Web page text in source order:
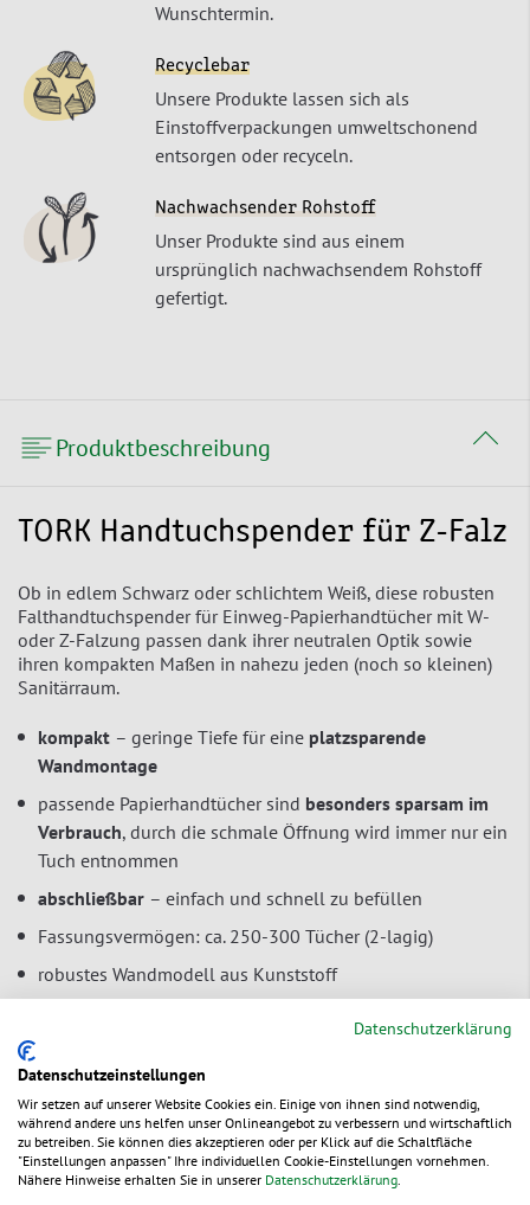
Wunschtermin.
Recyclebar
Unsere Produkte lassen sich als
Einstoffverpackungen umweltschonend
entsorgen oder recyceln.
Nachwachsender Rohstoff
Unser Produkte sind aus einem
ursprünglich nachwachsendem Rohstoff
gefertigt.
Produktbeschreibung
TORK Handtuchspender für Z-Falz
Ob in edlem Schwarz oder schlichtem Weiß, diese robusten
Falthandtuchspender für Einweg-Papierhandtücher mit W-
oder Z-Falzung passen dank ihrer neutralen Optik sowie
ihren kompakten Maßen in nahezu jeden (noch so kleinen)
Sanitärraum.
kompakt – geringe Tiefe für eine platzsparende
Wandmontage
passende Papierhandtücher sind besonders sparsam im
Verbrauch, durch die schmale Öffnung wird immer nur ein
Tuch entnommen
abschließbar – einfach und schnell zu befüllen
Fassungsvermögen: ca. 250-300 Tücher (2-lagig)
robustes Wandmodell aus Kunststoff
für Papierhandtücher mit Z- und W-Falz
Datenschutzerklärung
Datenschutzeinstellungen
Wir setzen auf unserer Website Cookies ein. Einige von ihnen sind notwendig,
während andere uns helfen unser Onlineangebot zu verbessern und wirtschaftlich
zu betreiben. Sie können dies akzeptieren oder per Klick auf die Schaltfläche
"Einstellungen anpassen" Ihre individuellen Cookie-Einstellungen vornehmen.
Nähere Hinweise erhalten Sie in unserer Datenschutzerklärung.